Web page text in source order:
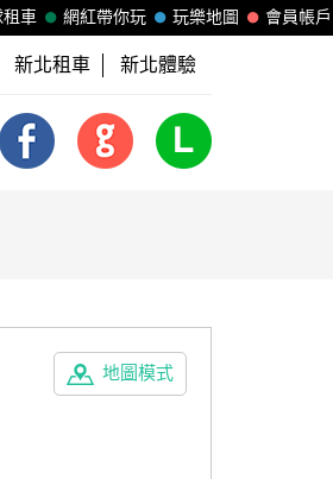
會員帳戶
玩樂地圖
網紅帶你玩
租車
新北租車 新北體驗
地圖模式